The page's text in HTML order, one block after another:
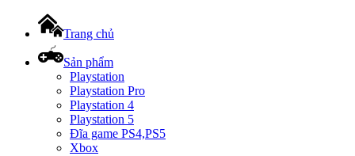
Trang chủ
Sản phẩm
Playstation
Playstation Pro
Playstation 4
Playstation 5
Đĩa game PS4,PS5
Xbox